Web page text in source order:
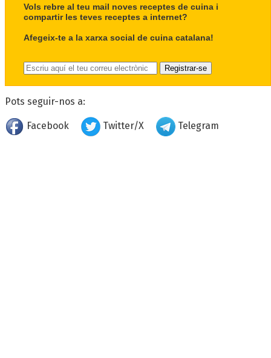
Vols rebre al teu mail noves receptes de cuina i
compartir les teves receptes a internet?
Afegeix-te a la xarxa social de cuina catalana!
Pots seguir-nos a:
Facebook Twitter/X Telegram